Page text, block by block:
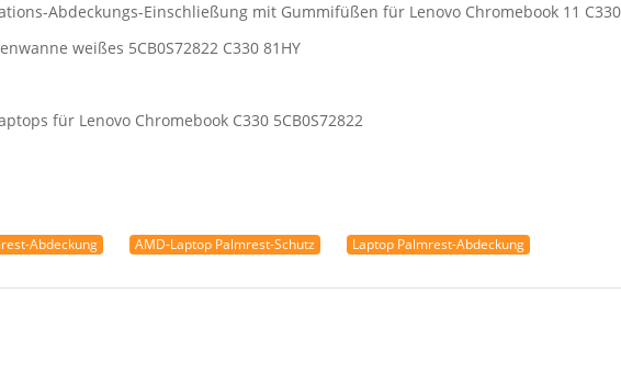
Abdeckungs-Einschließung mit Gummifüßen für Lenovo Chromebook 11 C330
weißes 5CB0S72822 C330 81HY
für Lenovo Chromebook C330 5CB0S72822
Abdeckung AMD-Laptop Palmrest-Schutz Laptop Palmrest-Abdeckung